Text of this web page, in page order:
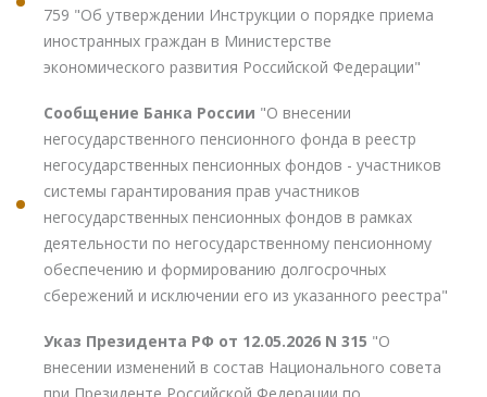
759 "Об утверждении Инструкции о порядке приема
иностранных граждан в Министерстве
экономического развития Российской Федерации"
Сообщение Банка России "О внесении
негосударственного пенсионного фонда в реестр
негосударственных пенсионных фондов - участников
системы гарантирования прав участников
негосударственных пенсионных фондов в рамках
деятельности по негосударственному пенсионному
обеспечению и формированию долгосрочных
сбережений и исключении его из указанного реестра"
Указ Президента РФ от 12.05.2026 N 315 "О
внесении изменений в состав Национального совета